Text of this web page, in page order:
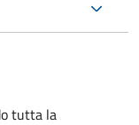
tutta la